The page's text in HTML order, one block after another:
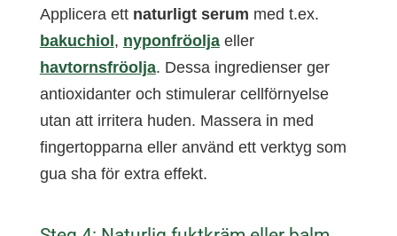
Applicera ett naturligt serum med t.ex.
bakuchiol , nyponfröoljaeller
havtornsfröolja. Dessa ingredienser ger
antioxidanter och stimulerar cellförnyelse
utan att irritera huden. Massera in med
fingertopparna eller använd ett verktyg som
gua sha för extra effekt.